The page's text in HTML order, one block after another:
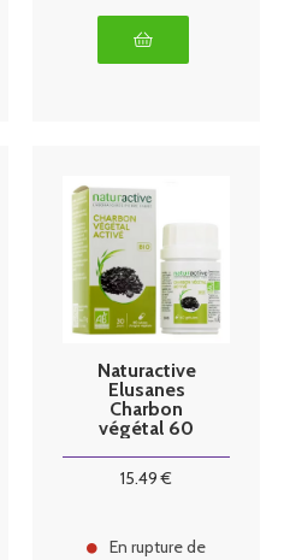
Naturactive
Elusanes
Charbon
végétal 60
15.49 €
En rupture de